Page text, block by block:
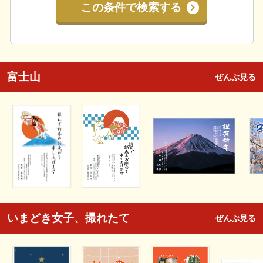
この条件で検索する
富士山 ぜんぶ見る
いまどき女子、撮れたて ぜんぶ見る